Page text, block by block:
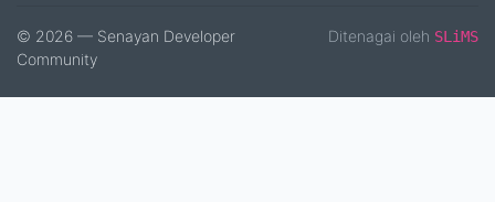
© 2026 — Senayan Developer
Community
Ditenagai oleh SLiMS